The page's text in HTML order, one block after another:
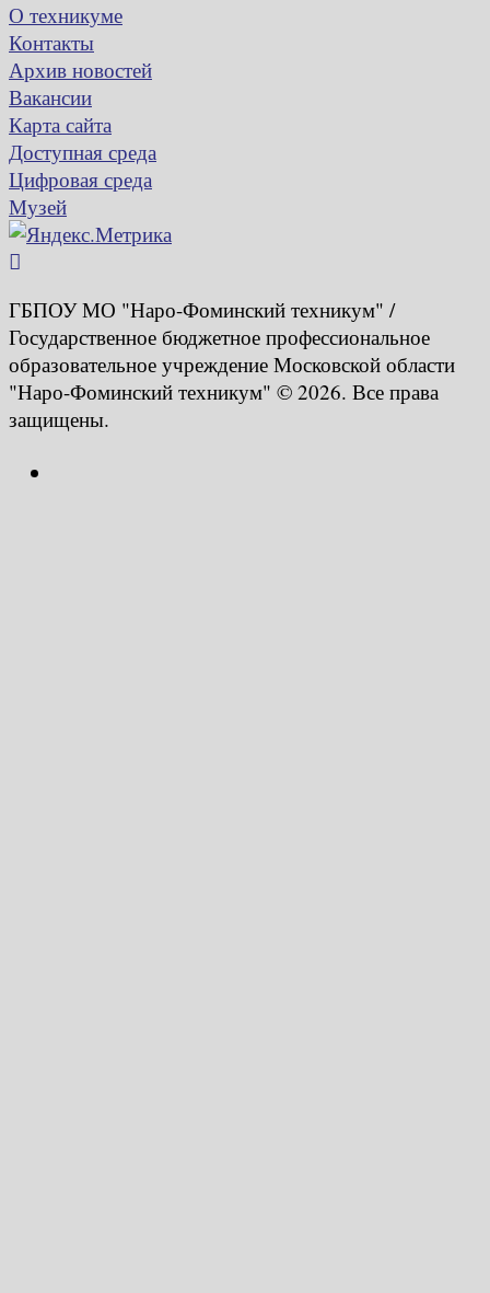
О техникуме
Контакты
Архив новостей
Вакансии
Карта сайта
Доступная среда
Цифровая среда
Музей
ГБПОУ МО "Наро-Фоминский техникум" /
Государственное бюджетное профессиональное
образовательное учреждение Московской области
"Наро-Фоминский техникум" © 2026. Все права
защищены.